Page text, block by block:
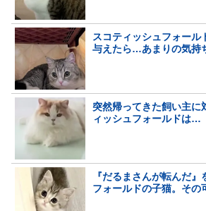
スコティッシュフォール
与えたら…あまりの気持
突然帰ってきた飼い主に
ィッシュフォールドは…
『だるまさんが転んだ
フォールドの子猫。そ